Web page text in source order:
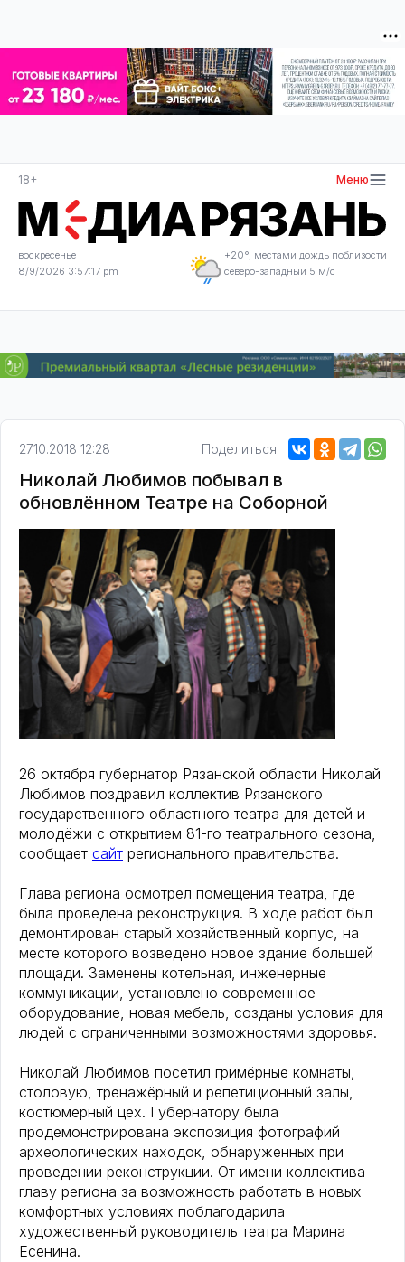
18+ Меню
воскресенье
8/9/2026 3:57:17 pm
+20°, местами дождь поблизости
северо-западный 5 м/с
27.10.2018 12:28 Поделиться:
Николай Любимов побывал в
обновлённом Театре на Соборной
26 октября губернатор Рязанской области Николай
Любимов поздравил коллектив Рязанского
государственного областного театра для детей и
молодёжи с открытием 81-го театрального сезона,
сообщает сайт регионального правительства.
Глава региона осмотрел помещения театра, где
была проведена реконструкция. В ходе работ был
демонтирован старый хозяйственный корпус, на
месте которого возведено новое здание большей
площади. Заменены котельная, инженерные
коммуникации, установлено современное
оборудование, новая мебель, созданы условия для
людей с ограниченными возможностями здоровья.
Николай Любимов посетил гримёрные комнаты,
столовую, тренажёрный и репетиционный залы,
костюмерный цех. Губернатору была
продемонстрирована экспозиция фотографий
археологических находок, обнаруженных при
проведении реконструкции. От имени коллектива
главу региона за возможность работать в новых
комфортных условиях поблагодарила
художественный руководитель театра Марина
Есенина.